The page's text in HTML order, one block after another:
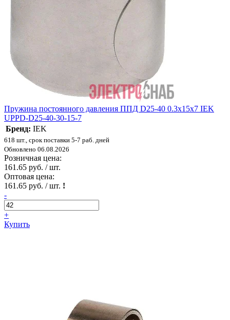
Пружина постоянного давления ППД D25-40 0.3х15х7 IEK
UPPD-D25-40-30-15-7
Бренд: IEK
618 шт., срок поставки 5-7 раб. дней
Обновлено 06.08.2026
Розничная цена:
161.65 руб. / шт.
Оптовая цена:
161.65 руб. / шт. !
-
+
Купить